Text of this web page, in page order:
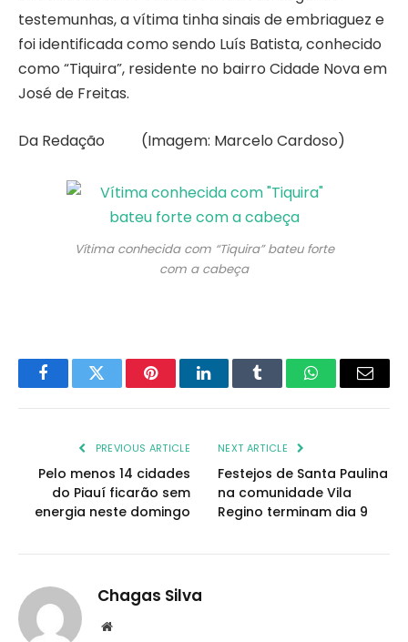
testemunhas, a vítima tinha sinais de embriaguez e
foi identificada como sendo Luís Batista, conhecido
como “Tiquira”, residente no bairro Cidade Nova em
José de Freitas.
Da Redação (Imagem: Marcelo Cardoso)
Vítima conhecida com “Tiquira” bateu forte
com a cabeça
FacebookTwitter PinterestLinkedInTumblr WhatsAppEmail
PREVIOUS ARTICLE
Pelo menos 14 cidades
do Piauí ficarão sem
energia neste domingo
NEXT ARTICLE
Festejos de Santa Paulina
na comunidade Vila
Regino terminam dia 9
Chagas Silva
Website